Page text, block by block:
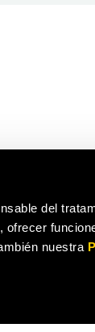
del
ofrecer
nuestra